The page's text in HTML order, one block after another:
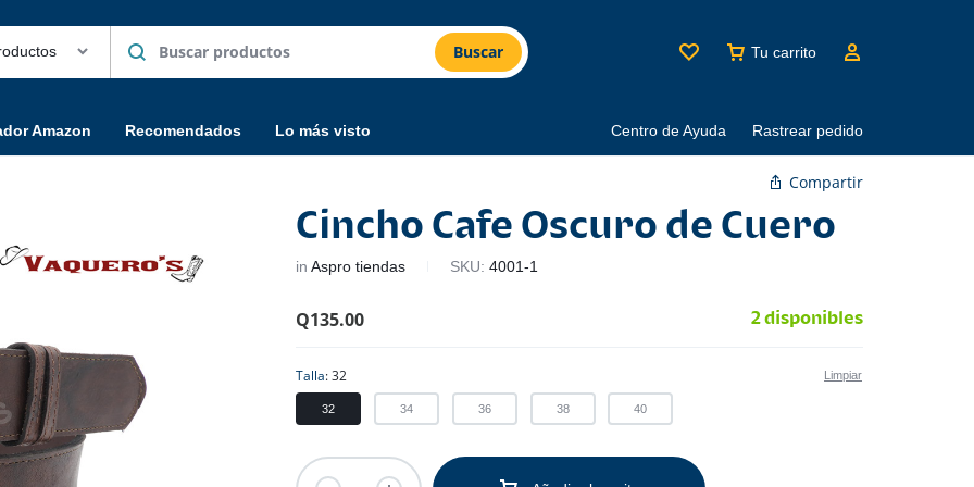
Buscar Tu carrito
Amazon Recomendados Lo más visto Centro de Ayuda Rastrear pedido
Compartir
Cincho Cafe Oscuro de Cuero
inAspro tiendas SKU:4001-1
Q135.00 2 disponibles
Talla 32
32 34 36 38 40
Limpiar